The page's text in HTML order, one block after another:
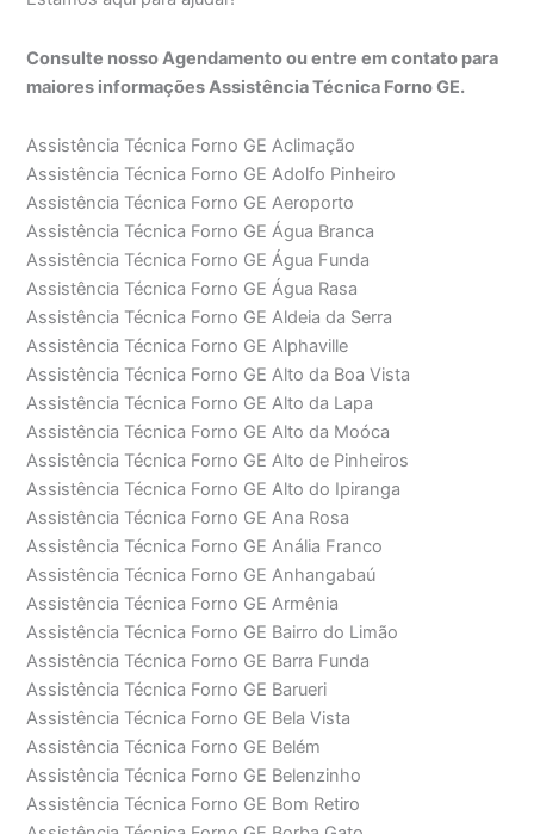
Consulte nosso Agendamento ou entre em contato para
maiores informações Assistência Técnica Forno GE.
Assistência Técnica Forno GE Aclimação
Assistência Técnica Forno GE Adolfo Pinheiro
Assistência Técnica Forno GE Aeroporto
Assistência Técnica Forno GE Água Branca
Assistência Técnica Forno GE Água Funda
Assistência Técnica Forno GE Água Rasa
Assistência Técnica Forno GE Aldeia da Serra
Assistência Técnica Forno GE Alphaville
Assistência Técnica Forno GE Alto da Boa Vista
Assistência Técnica Forno GE Alto da Lapa
Assistência Técnica Forno GE Alto da Moóca
Assistência Técnica Forno GE Alto de Pinheiros
Assistência Técnica Forno GE Alto do Ipiranga
Assistência Técnica Forno GE Ana Rosa
Assistência Técnica Forno GE Anália Franco
Assistência Técnica Forno GE Anhangabaú
Assistência Técnica Forno GE Armênia
Assistência Técnica Forno GE Bairro do Limão
Assistência Técnica Forno GE Barra Funda
Assistência Técnica Forno GE Barueri
Assistência Técnica Forno GE Bela Vista
Assistência Técnica Forno GE Belém
Assistência Técnica Forno GE Belenzinho
Assistência Técnica Forno GE Bom Retiro